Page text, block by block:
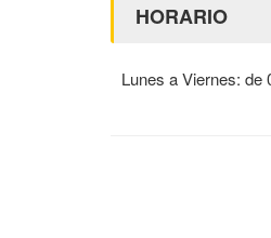
HORARIO
Lunes a Viernes: de